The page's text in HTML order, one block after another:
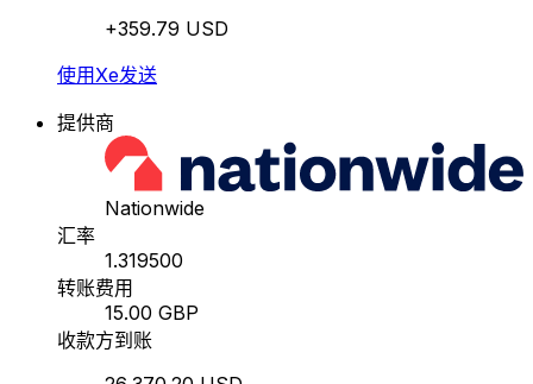
+359.79 USD
使用Xe发送
提供商
Nationwide
汇率
1.319500
转账费用
15.00 GBP
收款方到账